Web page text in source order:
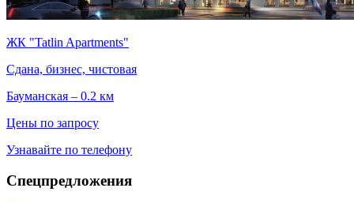
ЖК "Tatlin Apartments"
Сдана, бизнес, чистовая
Бауманская – 0.2 км
Цены по запросу
Узнавайте по телефону
Спецпредложения